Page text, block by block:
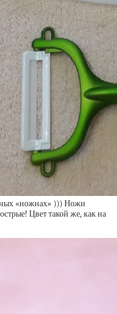
«ножнах» ))) Ножи
Цвет такой же, как на